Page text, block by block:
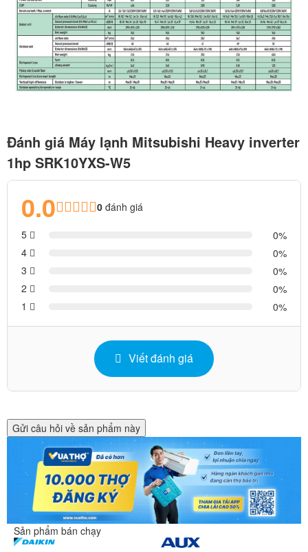
Đánh giá Máy lạnh Mitsubishi Heavy inverter
1hp SRK10YXS-W5
0.0 0 đánh giá
5
0
4
0
3
0
2
0
1
0
Viết đánh giá
Gửi câu hỏi về sản phẩm này
Sản phẩm bán chạy